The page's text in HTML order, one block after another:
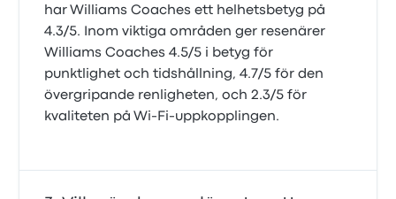
har Williams Coaches ett helhetsbetyg på
4.3/5. Inom viktiga områden ger resenärer
Williams Coaches 4.5/5 i betyg för
punktlighet och tidshållning, 4.7/5 för den
övergripande renligheten, och 2.3/5 för
kvaliteten på Wi‑Fi‑uppkopplingen.